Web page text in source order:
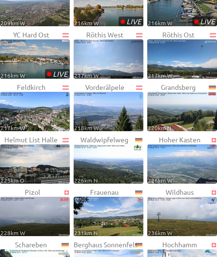
209km W •LIVE
216km W •LIVE
216km W
YC Hard Ost
•LIVE
216km W
Röthis West
217km W
Röthis Ost
217km W
Feldkirch
217km W
Vorderälpele
218km W
Grandsberg
220km N
Helmut List Halle
225km O
Waldwipfelweg
226km N
Hoher Kasten
226km W
Pizol
228km W
Frauenau
231km N
Wildhaus
236km W
Schareben Berghaus Sonnenfels Hochhamm